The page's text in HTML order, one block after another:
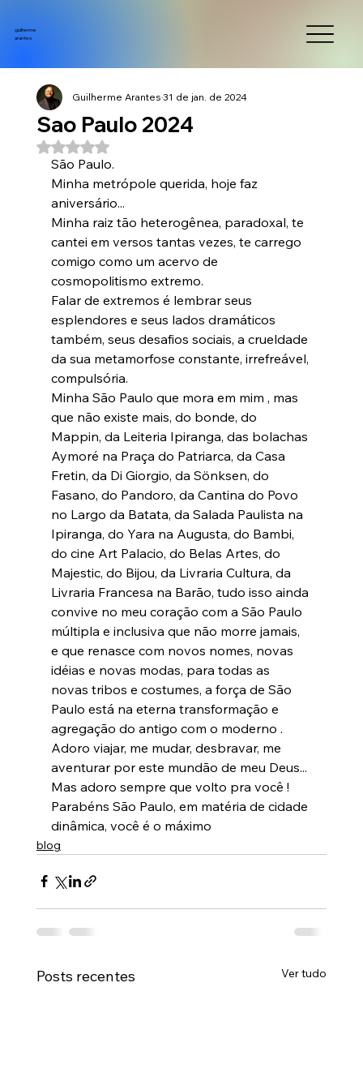
guilherme
arantes
Sao Paulo 2024
Guilherme Arantes31 de jan. de 2024
Avaliado com NaN de 5 estrelas.
São Paulo.
Minha metrópole querida, hoje faz
aniversário...
Minha raiz tão heterogênea, paradoxal, te
cantei em versos tantas vezes, te carrego
comigo como um acervo de
cosmopolitismo extremo.
Falar de extremos é lembrar seus
esplendores e seus lados dramáticos
também, seus desafios sociais, a crueldade
da sua metamorfose constante, irrefreável,
compulsória.
Minha São Paulo que mora em mim , mas
que não existe mais, do bonde, do
Mappin, da Leiteria Ipiranga, das bolachas
Aymoré na Praça do Patriarca, da Casa
Fretin, da Di Giorgio, da Sönksen, do
Fasano, do Pandoro, da Cantina do Povo
no Largo da Batata, da Salada Paulista na
Ipiranga, do Yara na Augusta, do Bambi,
do cine Art Palacio, do Belas Artes, do
Majestic, do Bijou, da Livraria Cultura, da
Livraria Francesa na Barão, tudo isso ainda
convive no meu coração com a São Paulo
múltipla e inclusiva que não morre jamais,
e que renasce com novos nomes, novas
idéias e novas modas, para todas as
novas tribos e costumes, a força de São
Paulo está na eterna transformação e
agregação do antigo com o moderno .
Adoro viajar, me mudar, desbravar, me
aventurar por este mundão de meu Deus...
Mas adoro sempre que volto pra você !
Parabéns São Paulo, em matéria de cidade
dinâmica, você é o máximo
blog
Posts recentes Ver tudo